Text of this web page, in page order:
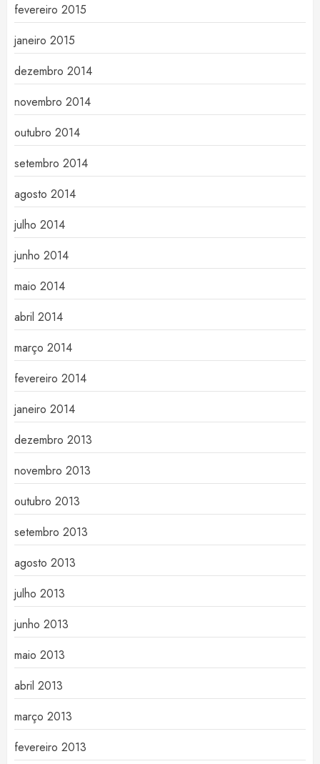
fevereiro 2015
janeiro 2015
dezembro 2014
novembro 2014
outubro 2014
setembro 2014
agosto 2014
julho 2014
junho 2014
maio 2014
abril 2014
março 2014
fevereiro 2014
janeiro 2014
dezembro 2013
novembro 2013
outubro 2013
setembro 2013
agosto 2013
julho 2013
junho 2013
maio 2013
abril 2013
março 2013
fevereiro 2013